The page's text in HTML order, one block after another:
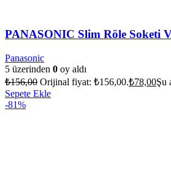
PANASONIC Slim Röle Soketi
Panasonic
5 üzerinden 0 oy aldı
₺156,00 Orijinal fiyat: ₺156,00.₺78,00Şu
Sepete Ekle
-81%